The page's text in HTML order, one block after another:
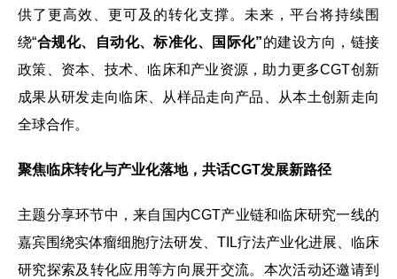
供了更高效、更可及的转化支撑。未来，平台将持续围
绕“合规化、自动化、标准化、国际化”的建设方向，链接
政策、资本、技术、临床和产业资源，助力更多CGT创新
成果从研发走向临床、从样品走向产品、从本土创新走向
全球合作。
聚焦临床转化与产业化落地，共话CGT发展新路径
主题分享环节中，来自国内CGT产业链和临床研究一线的
嘉宾围绕实体瘤细胞疗法研发、TIL疗法产业化进展、临床
研究探索及转化应用等方向展开交流。本次活动还邀请到